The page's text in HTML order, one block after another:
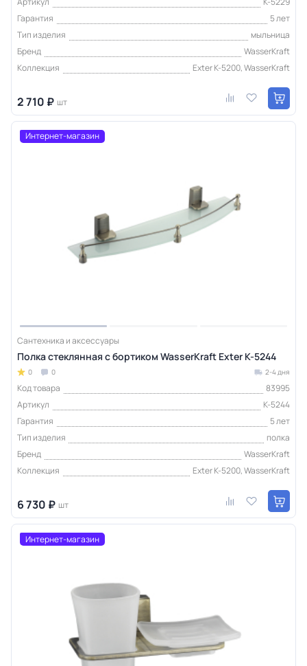
Гарантия
5 лет
Тип изделия
мыльница
Бренд
WasserKraft
Коллекция
Exter K-5200, WasserKraft
2 710 ₽ шт
Интернет-магазин
Сантехника и аксессуары
Полка стеклянная с бортиком WasserKraft Exter K-5244
0 0 2-4 дня
Код товара
83995
Артикул
K-5244
Гарантия
5 лет
Тип изделия
полка
Бренд
WasserKraft
Коллекция
Exter K-5200, WasserKraft
6 730 ₽ шт
Интернет-магазин